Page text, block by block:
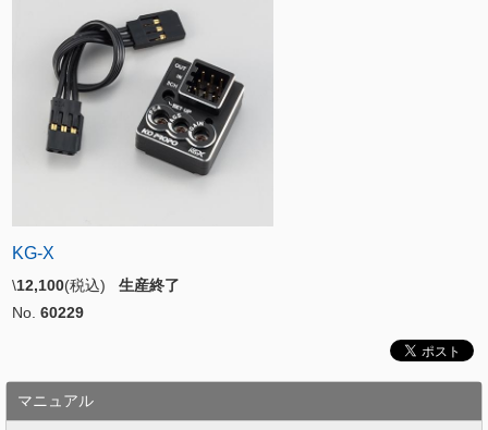
KG-X
\12,100(税込) 生産終了
No. 60229
マニュアル